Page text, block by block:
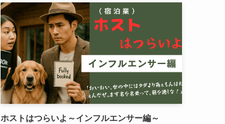
ホストはつらいよ～インフルエンサー編～